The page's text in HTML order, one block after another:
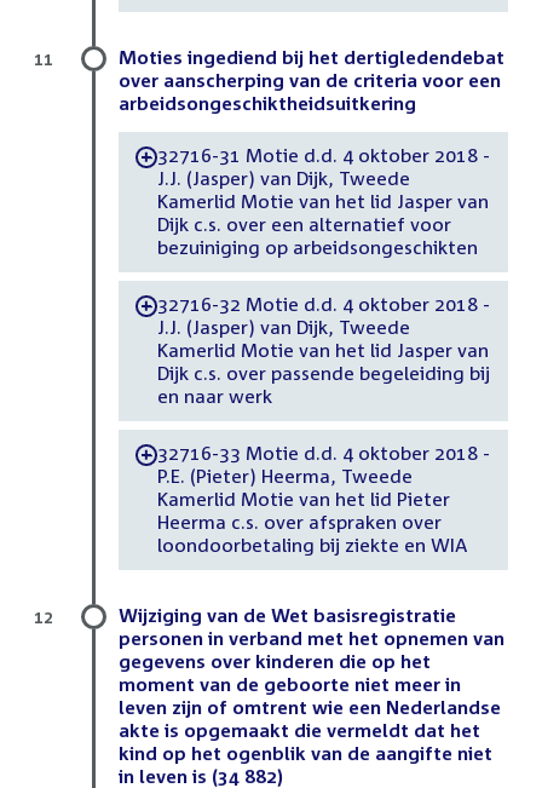
Moties ingediend bij het dertigledendebat
over aanscherping van de criteria voor een
arbeidsongeschiktheidsuitkering
-32716-31 Motie d.d. 4 oktober 2018 -
J.J. (Jasper) van Dijk, Tweede
Kamerlid Motie van het lid Jasper van
Dijk c.s. over een alternatief voor
bezuiniging op arbeidsongeschikten
-32716-32 Motie d.d. 4 oktober 2018 -
J.J. (Jasper) van Dijk, Tweede
Kamerlid Motie van het lid Jasper van
Dijk c.s. over passende begeleiding bij
en naar werk
-32716-33 Motie d.d. 4 oktober 2018 -
P.E. (Pieter) Heerma, Tweede
Kamerlid Motie van het lid Pieter
Heerma c.s. over afspraken over
loondoorbetaling bij ziekte en WIA
11
Wijziging van de Wet basisregistratie
personen in verband met het opnemen van
gegevens over kinderen die op het
moment van de geboorte niet meer in
leven zijn of omtrent wie een Nederlandse
akte is opgemaakt die vermeldt dat het
kind op het ogenblik van de aangifte niet
in leven is (34 882)
12